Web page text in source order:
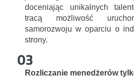
doceniając unikalnych
tracą możliwość
samorozwoju w oparciu o
strony.
03
Rozliczanie menedżerów